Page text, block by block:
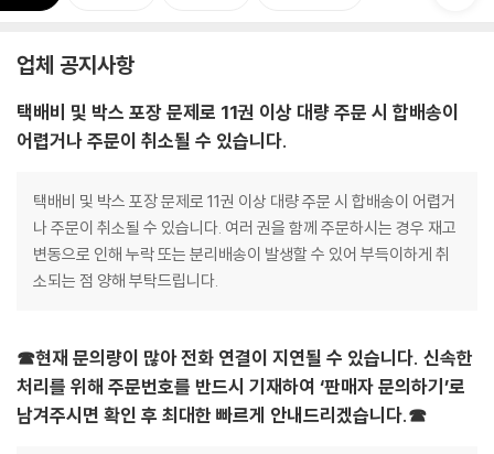
업체 공지사항
택배비 및 박스 포장 문제로 11권 이상 대량 주문 시 합배송이
어렵거나 주문이 취소될 수 있습니다.
택배비 및 박스 포장 문제로 11권 이상 대량 주문 시 합배송이 어렵거
나 주문이 취소될 수 있습니다. 여러 권을 함께 주문하시는 경우 재고
변동으로 인해 누락 또는 분리배송이 발생할 수 있어 부득이하게 취
소되는 점 양해 부탁드립니다.
☎현재 문의량이 많아 전화 연결이 지연될 수 있습니다. 신속한
처리를 위해 주문번호를 반드시 기재하여 ‘판매자 문의하기’로
남겨주시면 확인 후 최대한 빠르게 안내드리겠습니다.☎